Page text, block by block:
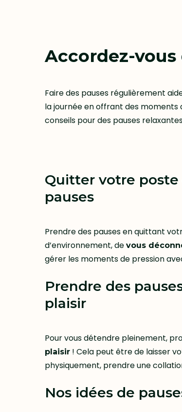
Accordez-
Faire des pauses régulièrement
la journée en offrant des moments
conseils pour des pauses
Quitter votre
pauses
Prendre des pauses en quittant
d’environnement, de vous
gérer les moments de pression
Prendre des
plaisir
Pour vous détendre pleinement,
plaisir ! Cela peut être de laisser
physiquement, prendre une
Nos idées de